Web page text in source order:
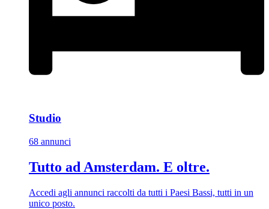
Studio
68 annunci
Tutto ad Amsterdam. E oltre.
Accedi agli annunci raccolti da tutti i Paesi Bassi, tutti in un
unico posto.